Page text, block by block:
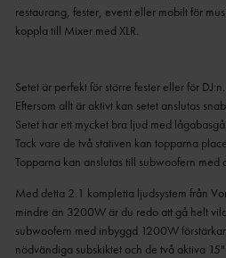
restaurang, fester, event eller mobilt för
Setet är perfekt för större fester eller för
Eftersom allt är aktivt kan setet anslutas
Setet har ett mycket bra ljud med
Tack vare de två stativen kan topparna
Topparna kan anslutas till subwoofern
Med detta 2.1 kompletta ljudsystem från
mindre än 3200W är du redo att gå helt
subwoofern med inbyggd 1200W
nödvändiga subskiktet och de två aktiva